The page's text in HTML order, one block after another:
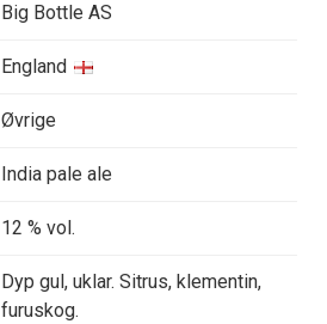
Big Bottle AS
England
Øvrige
India pale ale
12 % vol.
Dyp gul, uklar. Sitrus, klementin,
furuskog.